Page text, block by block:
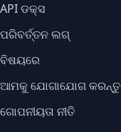
API ଡକ୍ସ
ପରିବର୍ତ୍ତନ ଲଗ୍
ବିଷୟରେ
ଆମକୁ ଯୋଗାଯୋଗ କରନ୍ତୁ
ଗୋପନୀୟତା ନୀତି